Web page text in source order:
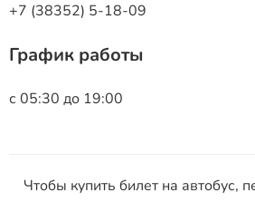
+7 (38352) 5-18-09
График работы
с 05:30 до 19:00
Чтобы купить билет на автобус,